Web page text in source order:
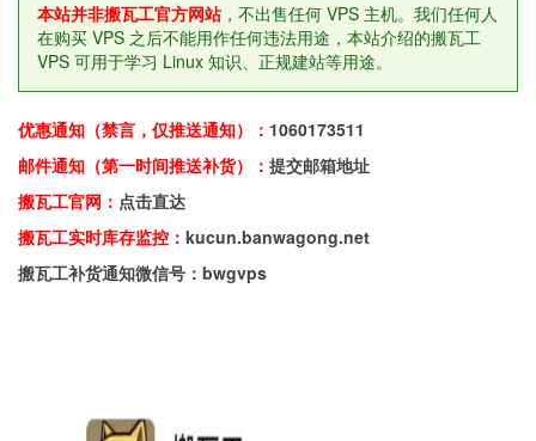
本站并非搬瓦工官方网站，不出售任何 VPS 主机。我们任何人
在购买 VPS 之后不能用作任何违法用途，本站介绍的搬瓦工
VPS 可用于学习 Linux 知识、正规建站等用途。
优惠通知（禁言，仅推送通知）： 1060173511
邮件通知（第一时间推送补货）： 提交邮箱地址
搬瓦工官网： 点击直达
搬瓦工实时库存监控： kucun.banwagong.net
搬瓦工补货通知微信号：bwgvps